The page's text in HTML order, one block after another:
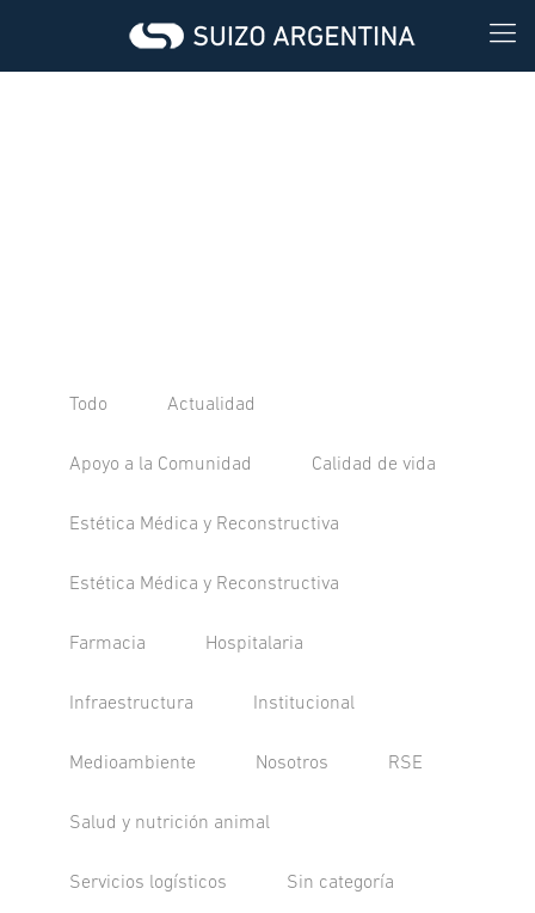
Todo Actualidad
Apoyo a la Comunidad Calidad de vida
Estética Médica y Reconstructiva
Estética Médica y Reconstructiva
Farmacia Hospitalaria
Infraestructura Institucional
Medioambiente Nosotros RSE
Salud y nutrición animal
Servicios logísticos Sin categoría